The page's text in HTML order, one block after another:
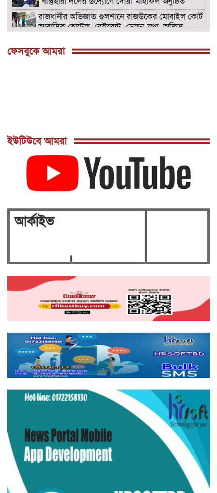
রাজধানীর অভিজাত গুলশানে রাজউকের মোবাইল কোর্ট।
আবাসিক হোটেল, রেস্টুরেন্ট, সেলুন-স্পা, অফিস
বনানীতে রাজউকের উচ্ছেদ অভিযানে হোটেল,
মিরপুরে রাজউকের মোবাইল কোর্টে ৭টি ভবনে উচ্ছেদ
: ৭লক্ষ টাকা জরিমানাসহ বৈদ্যুতিক মিটার জব্দ
গুলশানে রাজউকের মোবাইল কোর্টে ৭টি হোটেল ও
সেলুন সীলগালা, ৯ নারী ও ৫ পুরুষ আটক
রাজধানীর মানিকদী ও মাটিকাটায় রাজউক এর
ঢাকা ১৭ আসনে নির্বাচন প্রার্থীতা প্রত্যাশী বিএনপি'র
ত্যাগী যুব নেতা মাহমুদুল আলম সোহাগ।
ফেসবুকে আমরা
ইউটিউবে আমরা
আর্কাইভ